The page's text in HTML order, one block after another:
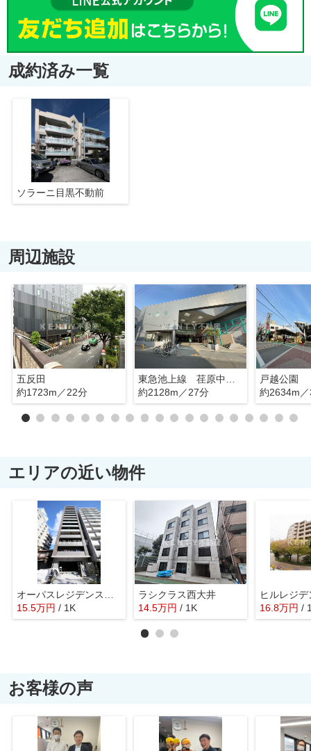
成約済み一覧
ソラーニ目黒不動前
周辺施設
五反田
約1723m／22分
約2128m／27分
戸越公園
約2634m
エリアの近い物件
15.5万円 / 1K
ラシクラス西大井
14.5万円 / 1K
ヒルレジ
16.8万円 /
お客様の声